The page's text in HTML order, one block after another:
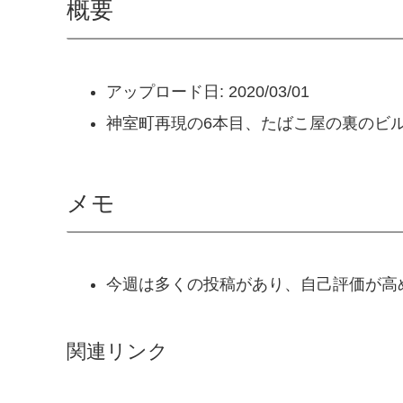
概要
アップロード日: 2020/03/01
神室町再現の6本目、たばこ屋の裏のビ
メモ
今週は多くの投稿があり、自己評価が高
関連リンク